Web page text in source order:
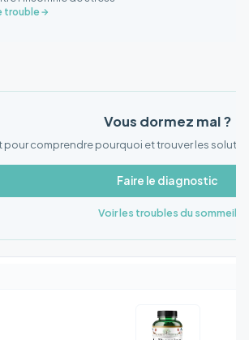
trouble
Vous dormez mal ?
pour comprendre pourquoi et trouver les
Faire le diagnostic
Voir les troubles du sommeil